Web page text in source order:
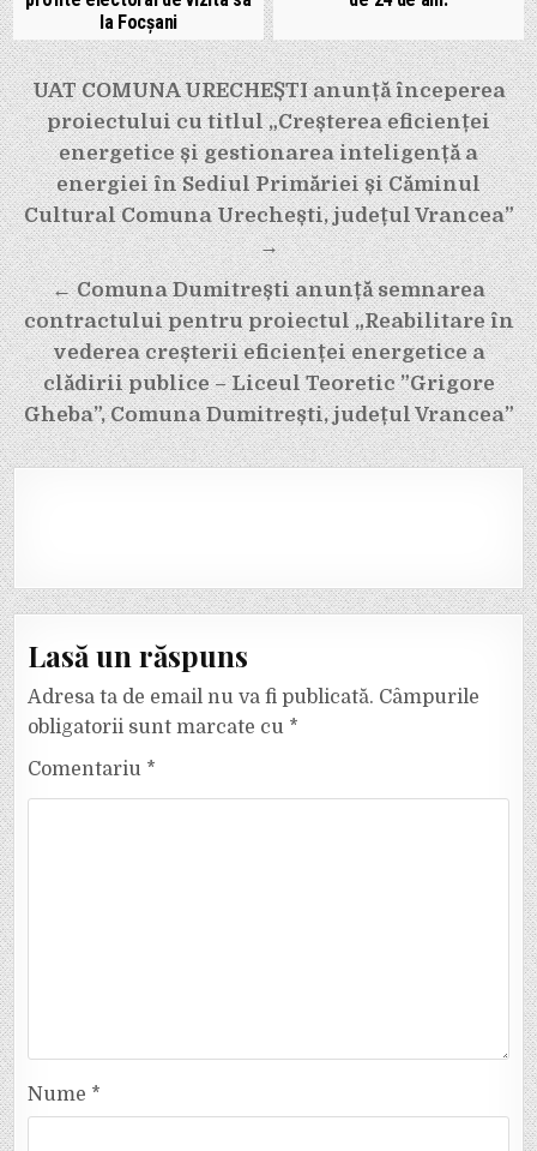
la Focșani
Navigare
în
articole
UAT COMUNA URECHEȘTI anunță începerea
proiectului cu titlul „Creșterea eficienței
energetice și gestionarea inteligență a
energiei în Sediul Primăriei și Căminul
Cultural Comuna Urechești, județul Vrancea”
→
← Comuna Dumitrești anunță semnarea
contractului pentru proiectul „Reabilitare în
vederea creșterii eficienței energetice a
clădirii publice – Liceul Teoretic ”Grigore
Gheba”, Comuna Dumitrești, județul Vrancea”
Lasă un răspuns
Adresa ta de email nu va fi publicată. Câmpurile
obligatorii sunt marcate cu *
Comentariu *
Nume *